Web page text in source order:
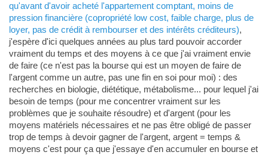
qu'avant d'avoir acheté l'appartement comptant, moins de
pression financière (copropriété low cost, faible charge, plus de
loyer, pas de crédit à rembourser et des intérêts créditeurs),
j'espère d'ici quelques années au plus tard pouvoir accorder
vraiment du temps et des moyens à ce que j'ai vraiment envie
de faire (ce n'est pas la bourse qui est un moyen de faire de
l'argent comme un autre, pas une fin en soi pour moi) : des
recherches en biologie, diététique, métabolisme... pour lequel j'ai
besoin de temps (pour me concentrer vraiment sur les
problèmes que je souhaite résoudre) et d'argent (pour les
moyens matériels nécessaires et ne pas être obligé de passer
trop de temps à devoir gagner de l'argent, argent = temps &
moyens c'est pour ça que j'essaye d'en accumuler en bourse et